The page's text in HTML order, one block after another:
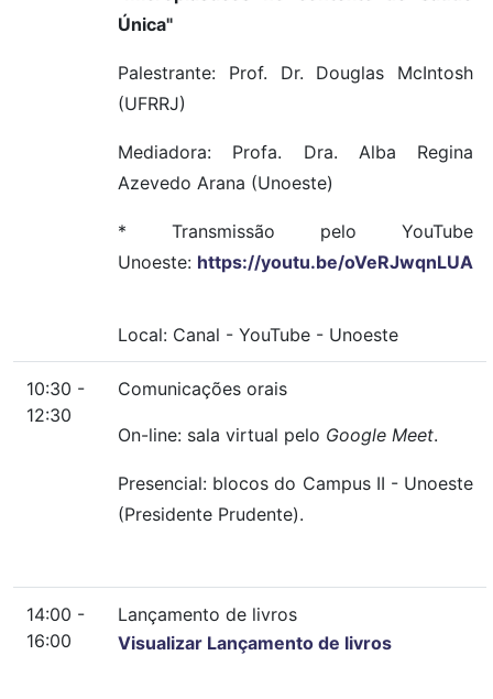
Única"
Palestrante: Prof. Dr. Douglas McIntosh
(UFRRJ)
Mediadora: Profa. Dra. Alba Regina
Azevedo Arana (Unoeste)
* Transmissão pelo YouTube
Unoeste: https://youtu.be/oVeRJwqnLUA
Local: Canal - YouTube - Unoeste
10:30 -
12:30
Comunicações orais
On-line: sala virtual pelo Google Meet.
Presencial: blocos do Campus II - Unoeste
(Presidente Prudente).
14:00 -
16:00
Lançamento de livros
Visualizar Lançamento de livros